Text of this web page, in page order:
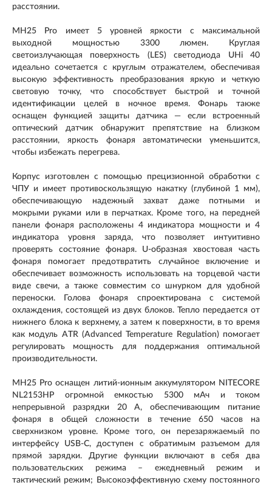
расстоянии.
MH25 Pro имеет 5 уровней яркости с максимальной
выходной мощностью 3300 люмен. Круглая
светоизлучающая поверхность (LES) светодиода UHi 40
идеально сочетается с круглым отражателем, обеспечивая
высокую эффективность преобразования яркую и четкую
световую точку, что способствует быстрой и точной
идентификации целей в ночное время. Фонарь также
оснащен функцией защиты датчика — если встроенный
оптический датчик обнаружит препятствие на близком
расстоянии, яркость фонаря автоматически уменьшится,
чтобы избежать перегрева.
Корпус изготовлен с помощью прецизионной обработки с
ЧПУ и имеет противоскользящую накатку (глубиной 1 мм),
обеспечивающую надежный захват даже потными и
мокрыми руками или в перчатках. Кроме того, на передней
панели фонаря расположены 4 индикатора мощности и 4
индикатора уровня заряда, что позволяет интуитивно
проверять состояние фонаря. U-образная хвостовая часть
фонаря помогает предотвратить случайное включение и
обеспечивает возможность использовать на торцевой части
виде свечи, а также совместим со шнурком для удобной
переноски. Голова фонаря спроектирована с системой
охлаждения, состоящей из двух блоков. Тепло передается от
нижнего блока к верхнему, а затем к поверхности, в то время
как модуль ATR (Advanced Temperature Regulation) помогает
регулировать мощность для поддержания оптимальной
производительности.
MH25 Pro оснащен литий-ионным аккумулятором NITECORE
NL2153HP огромной емкостью 5300 мАч и током
непрерывной разрядки 20 А, обеспечивающим питание
фонаря в общей сложности в течение 650 часов на
сверхнизком уровне. Кроме того, он перезаряжаемый по
интерфейсу USB-C, доступен с обратимым разъемом для
прямой зарядки. Другие функции включают в себя два
пользовательских режима – ежедневный режим и
тактический режим; Высокоэффективную схему постоянного